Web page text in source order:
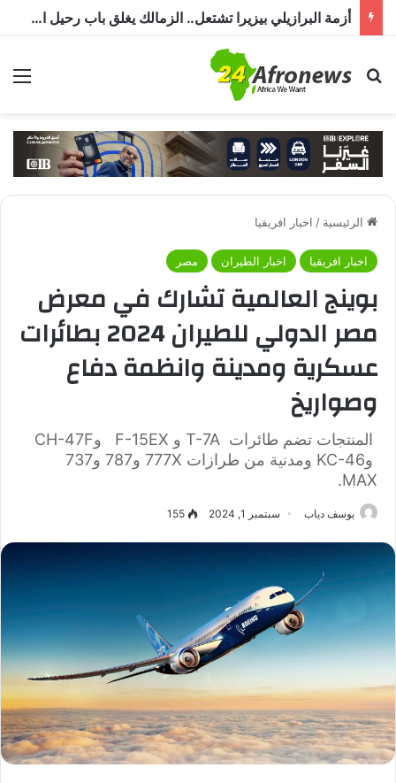
أزمة البرازيلي بيزيرا تشتعل.. الزمالك يغلق باب رحيل اللاعب ويؤكد : « لن ندخل في مفاوضات بشأن أي عروض »
بحث عن
الرئيسية / اخبار افريقيا
اخبار افريقيا اخبار الطيران مصر
بوينج العالمية تشارك في معرض
مصر الدولي للطيران 2024 بطائرات
عسكرية ومدينة وانظمة دفاع
وصواريخ
المنتجات تضم طائرات T-7A و F-15EX وCH-47F
وKC-46 ومدنية من طرازات 777X و787 و737
MAX.
يوسف دياب سبتمبر 1, 2024 155